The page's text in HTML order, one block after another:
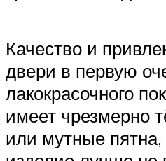
Качество и
двери в первую
лакокрасочного
имеет чрезмерно
или мутные пятна,